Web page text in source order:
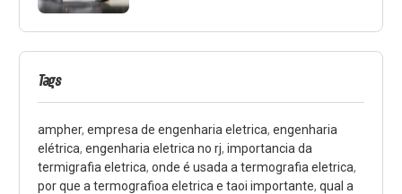
Tags
ampher, empresa de engenharia eletrica, engenharia
elétrica, engenharia eletrica no rj, importancia da
termigrafia eletrica, onde é usada a termografia eletrica,
por que a termografioa eletrica e taoi importante, qual a